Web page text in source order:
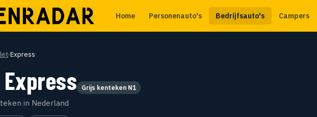
Home Personenauto's Bedrijfsauto's Campers
›Express
Grijs kenteken N1
in Nederland